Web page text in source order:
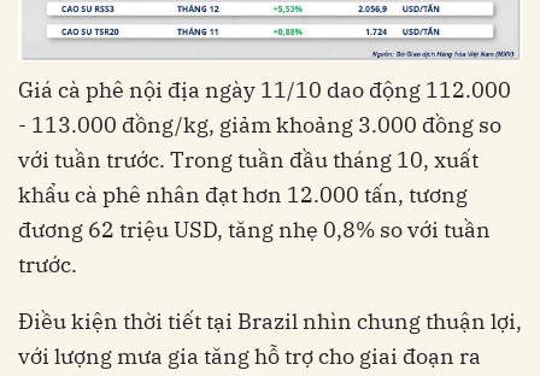
Giá cà phê nội địa ngày 11/10 dao động 112.000
- 113.000 đồng/kg, giảm khoảng 3.000 đồng so
với tuần trước. Trong tuần đầu tháng 10, xuất
khẩu cà phê nhân đạt hơn 12.000 tấn, tương
đương 62 triệu USD, tăng nhẹ 0,8% so với tuần
trước.
Điều kiện thời tiết tại Brazil nhìn chung thuận lợi,
với lượng mưa gia tăng hỗ trợ cho giai đoạn ra